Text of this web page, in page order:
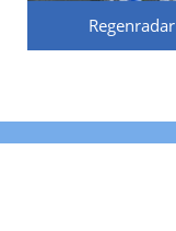
Regenradar